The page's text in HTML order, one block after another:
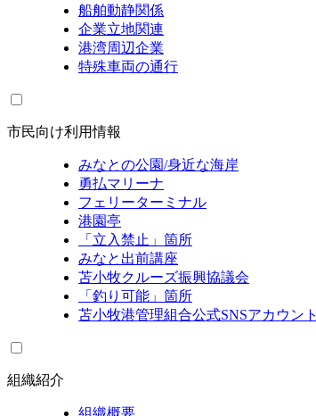
船舶動静関係
企業立地関連
港湾周辺企業
特殊車両の通行
市民向け利用情報
みなとの公園/身近な海岸
勇払マリーナ
フェリーターミナル
港園亭
「立入禁止」箇所
みなと出前講座
苫小牧クルーズ振興協議会
「釣り可能」箇所
苫小牧港管理組合公式SNSアカウント
組織紹介
組織概要